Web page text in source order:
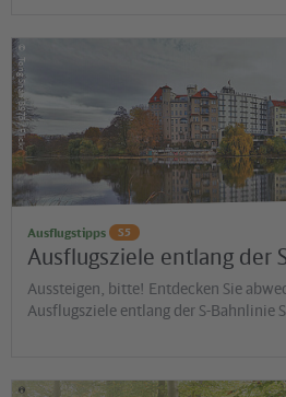
©
Tong Shan 8973 / Flickr
Ausflugstipps S5
Ausflugsziele entlang der
Aussteigen, bitte! Entdecken Sie
Ausflugsziele entlang der S-Bahnlinie
©